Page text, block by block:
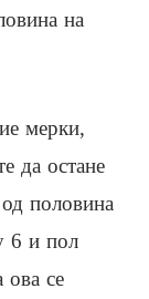
на
мерки,
да остане
половина
6 и пол
ова се